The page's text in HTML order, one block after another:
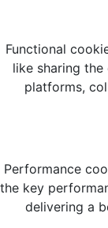
Functional
like sharing
platforms,
Performance
the key
delivering a